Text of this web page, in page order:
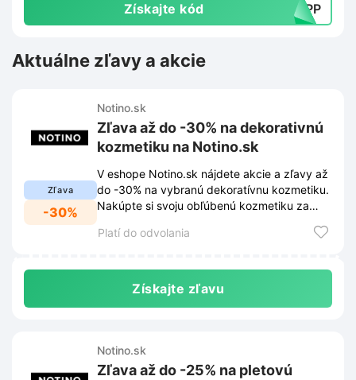
Získajte kód TAPP
Aktuálne zľavy a akcie
Zľava
-30%
Notino.sk
Zľava až do -30% na dekorativnú
kozmetiku na Notino.sk
V eshope Notino.sk nájdete akcie a zľavy až
do -30% na vybranú dekoratívnu kozmetiku.
Nakúpte si svoju obľúbenú kozmetiku za
Platí do odvolania
Získajte zľavu
Notino.sk
Zľava až do -25% na pletovú